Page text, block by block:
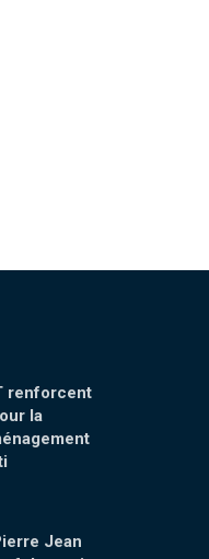
renforcent
la
Jean